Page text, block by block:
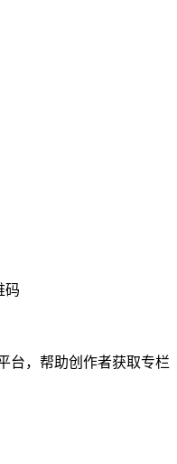
码
台，帮助创作者获取专栏